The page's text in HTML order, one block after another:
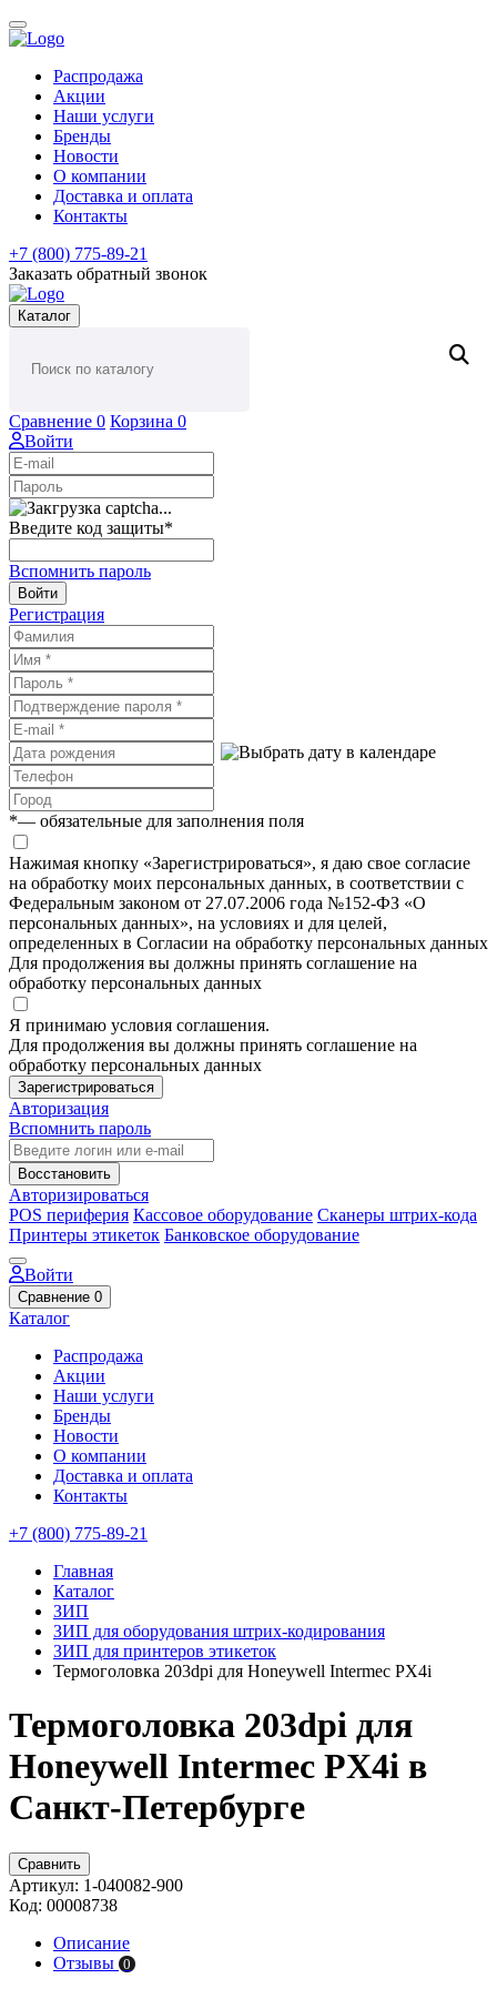
Распродажа
Акции
Наши услуги
Бренды
Новости
О компании
Доставка и оплата
Контакты
+7 (800) 775-89-21
Заказать обратный звонок
Каталог
Сравнение 0 Корзина 0
Войти
Введите код защиты*
Вспомнить пароль
Войти
Регистрация
*— обязательные для заполнения поля
Нажимая кнопку «Зарегистрироваться», я даю свое согласие
на обработку моих персональных данных, в соответствии с
Федеральным законом от 27.07.2006 года №152-ФЗ «О
персональных данных», на условиях и для целей,
определенных в Согласии на обработку персональных данных
Для продолжения вы должны принять соглашение на
обработку персональных данных
Я принимаю условия соглашения.
Для продолжения вы должны принять соглашение на
обработку персональных данных
Зарегистрироваться
Авторизация
Вспомнить пароль
Восстановить
Авторизироваться
POS периферия Кассовое оборудование Сканеры штрих-кода
Принтеры этикеток Банковское оборудование
Войти
Сравнение 0
Каталог
Распродажа
Акции
Наши услуги
Бренды
Новости
О компании
Доставка и оплата
Контакты
+7 (800) 775-89-21
Главная
Каталог
ЗИП
ЗИП для оборудования штрих-кодирования
ЗИП для принтеров этикеток
Термоголовка 203dpi для Honeywell Intermec PX4i
Термоголовка 203dpi для
Honeywell Intermec PX4i в
Санкт-Петербурге
Сравнить
Артикул: 1-040082-900
Код: 00008738
Описание
Отзывы 0